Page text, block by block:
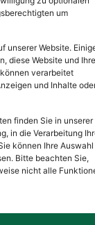
um
unserer Website.
diese Website und Ihre
verarbeitet
und Inhalte
finden Sie in unserer
in die Verarbeitung
können Ihre Auswahl
Bitte beachten Sie,
nicht alle